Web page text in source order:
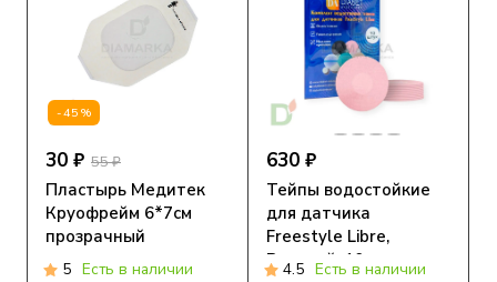
-45%
30 ₽ 55 ₽
Пластырь Медитек
Круофрейм 6*7см
прозрачный
5 Есть в наличии
630 ₽
Тейпы водостойкие
для датчика
Freestyle Libre,
Розовый, 10шт
4.5 Есть в наличии